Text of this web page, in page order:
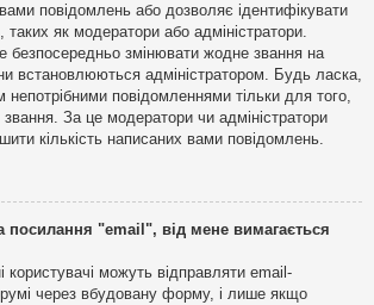
вами повідомлень або дозволяє ідентифікувати
таких як модератори або адміністратори.
безпосередньо змінювати жодне звання на
встановлюються адміністратором. Будь ласка,
непотрібними повідомленнями тільки для того,
За це модератори чи адміністратори
кількість написаних вами повідомлень.
посилання "email", від мене вимагається
користувачі можуть відправляти email-
через вбудовану форму, і лише якщо